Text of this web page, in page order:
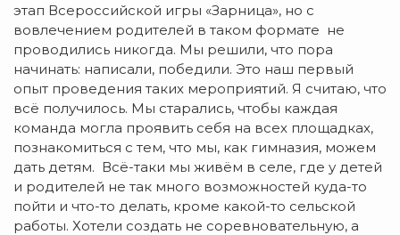
этап Всероссийской игры «Зарница», но с
вовлечением родителей в таком формате не
проводились никогда. Мы решили, что пора
начинать: написали, победили. Это наш первый
опыт проведения таких мероприятий. Я считаю, что
всё получилось. Мы старались, чтобы каждая
команда могла проявить себя на всех площадках,
познакомиться с тем, что мы, как гимназия, можем
дать детям. Всё-таки мы живём в селе, где у детей
и родителей не так много возможностей куда-то
пойти и что-то делать, кроме какой-то сельской
работы. Хотели создать не соревновательную, а